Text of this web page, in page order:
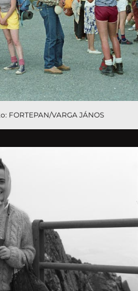
FORTEPAN/VARGA JÁNOS